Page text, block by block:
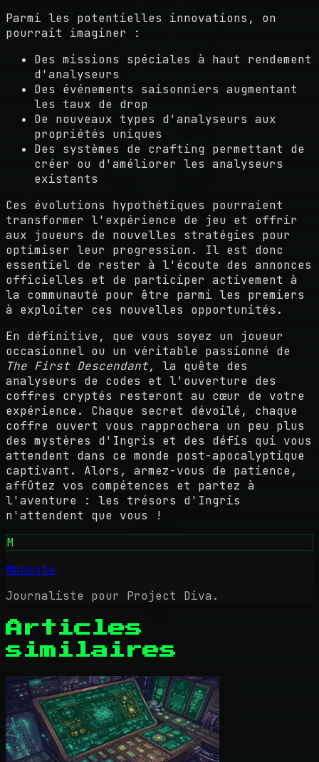
Parmi les potentielles innovations, on
pourrait imaginer :
Des missions spéciales à haut rendement
d'analyseurs
Des événements saisonniers augmentant
les taux de drop
De nouveaux types d'analyseurs aux
propriétés uniques
Des systèmes de crafting permettant de
créer ou d'améliorer les analyseurs
existants
Ces évolutions hypothétiques pourraient
transformer l'expérience de jeu et offrir
aux joueurs de nouvelles stratégies pour
optimiser leur progression. Il est donc
essentiel de rester à l'écoute des annonces
officielles et de participer activement à
la communauté pour être parmi les premiers
à exploiter ces nouvelles opportunités.
En définitive, que vous soyez un joueur
occasionnel ou un véritable passionné de
The First Descendant, la quête des
analyseurs de codes et l'ouverture des
coffres cryptés resteront au cœur de votre
expérience. Chaque secret dévoilé, chaque
coffre ouvert vous rapprochera un peu plus
des mystères d'Ingris et des défis qui vous
attendent dans ce monde post-apocalyptique
captivant. Alors, armez-vous de patience,
affûtez vos compétences et partez à
l'aventure : les trésors d'Ingris
n'attendent que vous !
M
Mooogle
Journaliste pour Project Diva.
Articles
similaires